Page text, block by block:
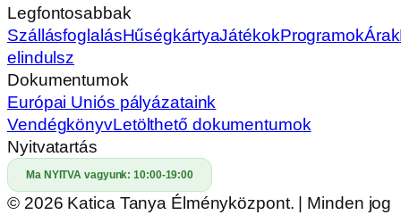
Legfontosabbak
SzállásfoglalásHűségkártyaJátékokProgramokÁrak
elindulsz
Dokumentumok
Európai Uniós pályázataink
VendégkönyvLetölthető dokumentumok
Nyitvatartás
Ma NYITVA vagyunk:10:00-19:00
© 2026 Katica Tanya Élményközpont. | Minden jog